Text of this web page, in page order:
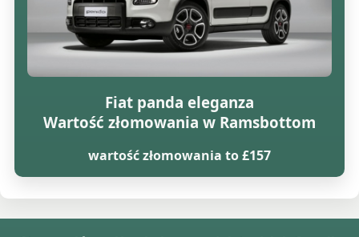
Fiat panda eleganza
Wartość złomowania w Ramsbottom
wartość złomowania to £157